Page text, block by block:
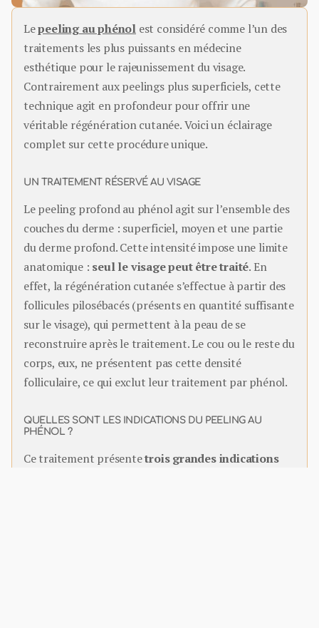
Lepeeling au phénol est considéré comme l’un des
traitements les plus puissants en médecine
esthétique pour le rajeunissement du visage.
Contrairement aux peelings plus superficiels, cette
technique agit en profondeur pour offrir une
véritable régénération cutanée. Voici un éclairage
complet sur cette procédure unique.
UN TRAITEMENT RÉSERVÉ AU VISAGE
Le peeling profond au phénol agit sur l’ensemble des
couches du derme : superficiel, moyen et une partie
du derme profond. Cette intensité impose une limite
anatomique : seul le visage peut être traité. En
effet, la régénération cutanée s’effectue à partir des
follicules pilosébacés (présents en quantité suffisante
sur le visage), qui permettent à la peau de se
reconstruire après le traitement. Le cou ou le reste du
corps, eux, ne présentent pas cette densité
folliculaire, ce qui exclut leur traitement par phénol.
QUELLES SONT LES INDICATIONS DU PEELING AU
PHÉNOL ?
Ce traitement présentetrois grandes indications